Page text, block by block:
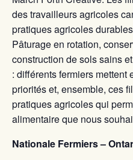
des travailleurs agricoles
pratiques agricoles
Pâturage en rotation,
construction de sols sains
: différents fermiers mettent
priorités et, ensemble, ces
pratiques agricoles qui
alimentaire que nous
Nationale Fermiers –